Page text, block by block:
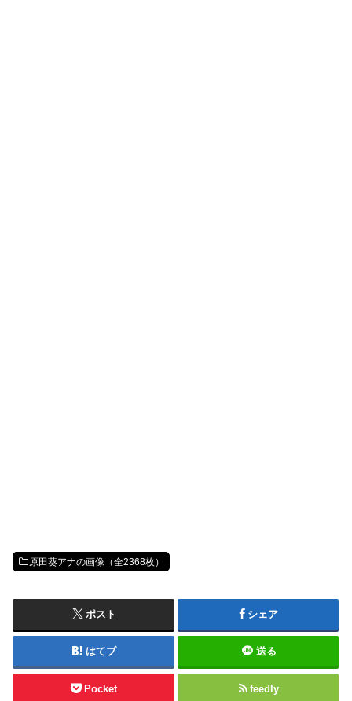
原田葵アナの画像（全2368枚）
ポスト シェア
はてブ 送る
Pocket feedly